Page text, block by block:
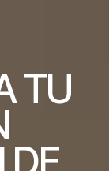
TU
DE